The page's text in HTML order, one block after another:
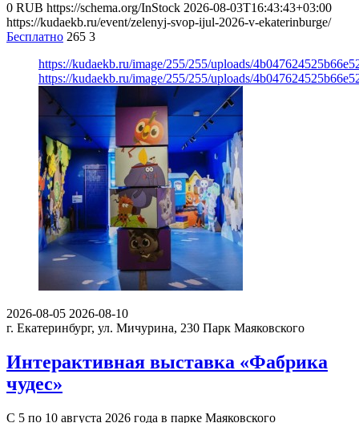
0 RUB https://schema.org/InStock 2026-08-03T16:43:43+03:00
https://kudaekb.ru/event/zelenyj-svop-ijul-2026-v-ekaterinburge/
Бесплатно 265 3
https://kudaekb.ru/image/255/255/uploads/
https://kudaekb.ru/image/255/255/uploads/
2026-08-05 2026-08-10
г. Екатеринбург, ул. Мичурина, 230 Парк Маяковского
Интерактивная выставка «Фабрика
чудес»
С 5 по 10 августа 2026 года в парке Маяковского